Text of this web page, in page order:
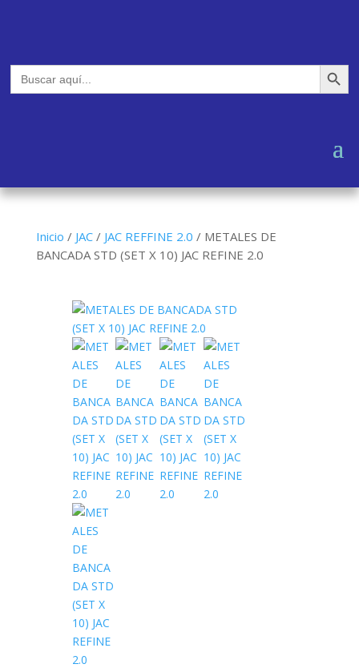
Buscar: Botón de
Inicio / JAC/ JAC REFFINE 2.0 / METALES DE
BANCADA STD (SET X 10) JAC REFINE 2.0